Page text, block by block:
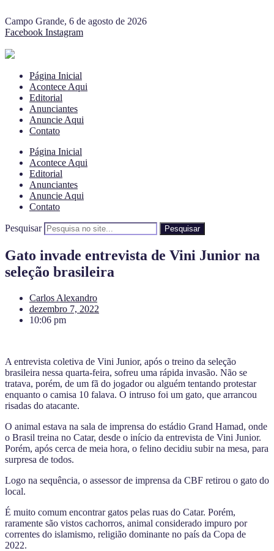
Campo Grande, 6 de agosto de 2026
Facebook Instagram
Página Inicial
Acontece Aqui
Editorial
Anunciantes
Anuncie Aqui
Contato
Página Inicial
Acontece Aqui
Editorial
Anunciantes
Anuncie Aqui
Contato
Pesquisar Pesquisar
Gato invade entrevista de Vini Junior na
seleção brasileira
Carlos Alexandro
dezembro 7, 2022
10:06 pm
A entrevista coletiva de Vini Junior, após o treino da seleção
brasileira nessa quarta-feira, sofreu uma rápida invasão. Não se
tratava, porém, de um fã do jogador ou alguém tentando protestar
enquanto o camisa 10 falava. O intruso foi um gato, que arrancou
risadas do atacante.
O animal estava na sala de imprensa do estádio Grand Hamad, onde
o Brasil treina no Catar, desde o início da entrevista de Vini Junior.
Porém, após cerca de meia hora, o felino decidiu subir na mesa, para
surpresa de todos.
Logo na sequência, o assessor de imprensa da CBF retirou o gato do
local.
É muito comum encontrar gatos pelas ruas do Catar. Porém,
raramente são vistos cachorros, animal considerado impuro por
correntes do islamismo, religião dominante no país da Copa de
2022.